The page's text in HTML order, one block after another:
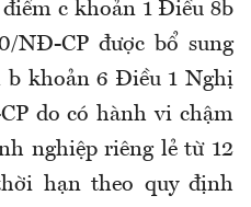
c khoản 1 Điều 8b
NĐ-CP được bổ sung
b khoản 6 Điều 1 Nghị
do có hành vi chậm
nghiệp riêng lẻ từ 12
hạn theo quy định